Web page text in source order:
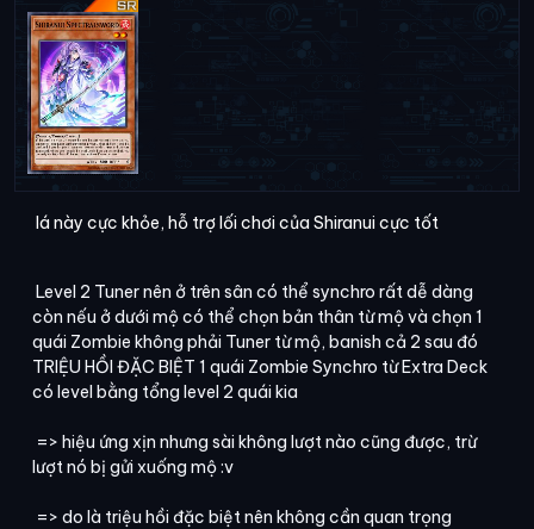
lá này cực khỏe, hỗ trợ lối chơi của Shiranui cực tốt
Level 2 Tuner nên ở trên sân có thể synchro rất dễ dàng
còn nếu ở dưới mộ có thể chọn bản thân từ mộ và chọn 1
quái Zombie không phải Tuner từ mộ, banish cả 2 sau đó
TRIỆU HỒI ĐẶC BIỆT 1 quái Zombie Synchro từ Extra Deck
có level bằng tổng level 2 quái kia
=> hiệu ứng xịn nhưng sài không lượt nào cũng được, trừ
lượt nó bị gửi xuống mộ :v
=> do là triệu hồi đặc biệt nên không cần quan trọng